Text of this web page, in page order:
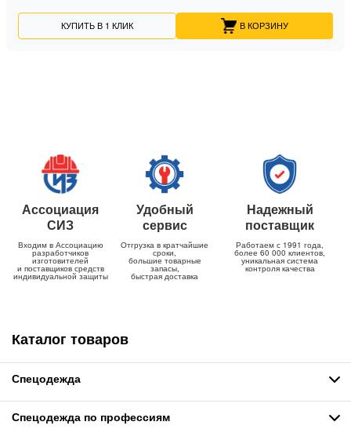
КУПИТЬ В 1 КЛИК В КОРЗИНУ
Ассоциация
СИЗ
Входим в Ассоциацию
разработчиков
изготовителей
и поставщиков средств
индивидуальной защиты
Удобный
сервис
Отгрузка в кратчайшие
сроки,
большие товарные
запасы,
быстрая доставка
Надежный
поставщик
Работаем с 1991 года,
более 60 000 клиентов,
уникальная система
контроля качества
Каталог товаров
Спецодежда
Спецодежда по профессиям